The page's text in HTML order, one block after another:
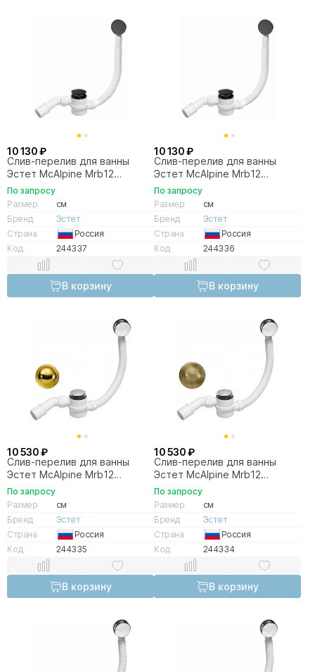
10 130 ₽
Слив-перелив для ванны
Эстет McAlpine Mrb12
ФР-00012042 черный
По запросу
Размер
см
Бренд
Эстет
Страна
Россия
Код
244337
В корзину
10 130 ₽
Слив-перелив для ванны
Эстет McAlpine Mrb12
ФР-00014756 черный
матовый
По запросу
Размер
см
Бренд
Эстет
Страна
Россия
Код
244336
В корзину
10 530 ₽
Слив-перелив для ванны
Эстет McAlpine Mrb12
ФР-00008267 золото
По запросу
Размер
см
Бренд
Эстет
Страна
Россия
Код
244335
В корзину
10 530 ₽
Слив-перелив для ванны
Эстет McAlpine Mrb12
ФР-00008602 бронза
По запросу
Размер
см
Бренд
Эстет
Страна
Россия
Код
244334
В корзину